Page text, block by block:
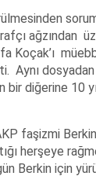
ağzından
Koçak’ı
Aynı
bir diğerine 10
faşizmi
herşeye
Berkin için